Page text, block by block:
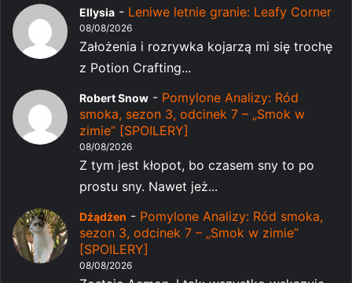
Ellysia - Leniwe letnie granie: Leafy Corner
08/08/2026
Założenia i rozrywka kojarzą mi się trochę
z Potion Crafting...
Robert Snow - Pomylone Analizy: Ród
smoka, sezon 3, odcinek 7 – „Smok w
zimie” [SPOILERY]
08/08/2026
Z tym jest kłopot, bo czasem sny to po
prostu sny. Nawet jeż...
Dżądżen - Pomylone Analizy: Ród smoka,
sezon 3, odcinek 7 – „Smok w zimie”
[SPOILERY]
08/08/2026